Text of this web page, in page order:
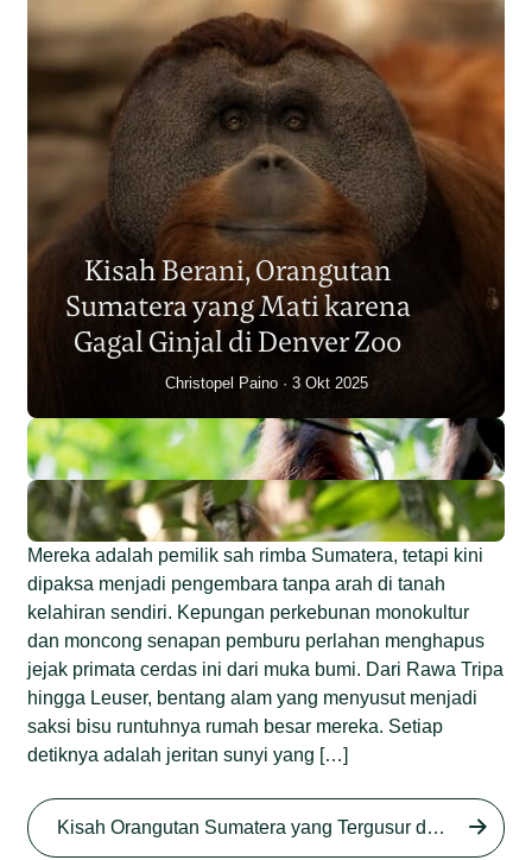
Populasi Orangutan
Sumatera Berkurang 2.700
Individu dalam Satu Dekade?
Junaidi Hanafiah 14 Jul 2026
Kisah Berani, Orangutan
Sumatera yang Mati karena
Gagal Ginjal di Denver Zoo
Christopel Paino 3 Okt 2025
Sumatera di Rawa Tripa
Begini Modus Perburuan
Mereka adalah pemilik sah rimba Sumatera, tetapi kini
dipaksa menjadi pengembara tanpa arah di tanah
kelahiran sendiri. Kepungan perkebunan monokultur
dan moncong senapan pemburu perlahan menghapus
jejak primata cerdas ini dari muka bumi. Dari Rawa Tripa
hingga Leuser, bentang alam yang menyusut menjadi
saksi bisu runtuhnya rumah besar mereka. Setiap
detiknya adalah jeritan sunyi yang […]
Kisah Orangutan Sumatera yang Tergusur dari Rumah Sendiri series